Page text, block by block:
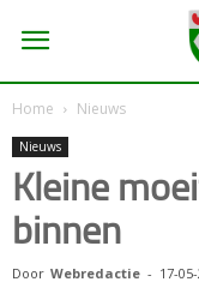
Home Nieuws
Nieuws
Kleine
binnen
Door Webredactie - 17-